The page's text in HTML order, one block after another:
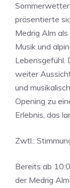
präsentierte
Medrig Alm
Musik und
Lebensgefühl.
weiter
und
Opening zu
Erlebnis, das
Zwtl.:
Bereits ab
der Medrig Alm